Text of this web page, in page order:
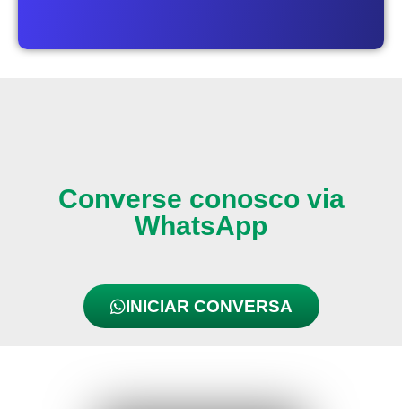
Converse conosco via
WhatsApp
INICIAR CONVERSA